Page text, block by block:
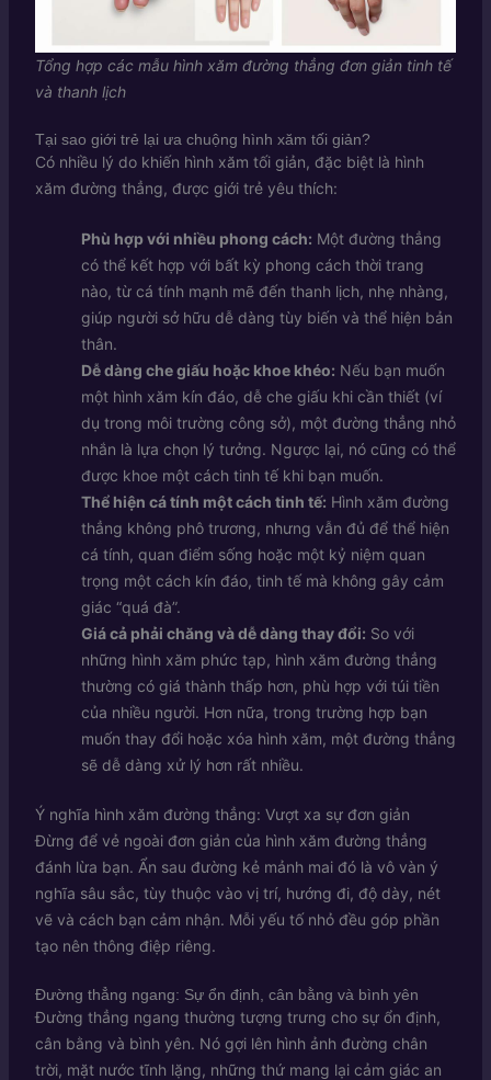
Tổng hợp các mẫu hình xăm đường thẳng đơn giản tinh tế
và thanh lịch
Tại sao giới trẻ lại ưa chuộng hình xăm tối giản?
Có nhiều lý do khiến hình xăm tối giản, đặc biệt là hình
xăm đường thẳng, được giới trẻ yêu thích:
Phù hợp với nhiều phong cách: Một đường thẳng
có thể kết hợp với bất kỳ phong cách thời trang
nào, từ cá tính mạnh mẽ đến thanh lịch, nhẹ nhàng,
giúp người sở hữu dễ dàng tùy biến và thể hiện bản
thân.
Dễ dàng che giấu hoặc khoe khéo: Nếu bạn muốn
một hình xăm kín đáo, dễ che giấu khi cần thiết (ví
dụ trong môi trường công sở), một đường thẳng nhỏ
nhắn là lựa chọn lý tưởng. Ngược lại, nó cũng có thể
được khoe một cách tinh tế khi bạn muốn.
Thể hiện cá tính một cách tinh tế: Hình xăm đường
thẳng không phô trương, nhưng vẫn đủ để thể hiện
cá tính, quan điểm sống hoặc một kỷ niệm quan
trọng một cách kín đáo, tinh tế mà không gây cảm
giác “quá đà”.
Giá cả phải chăng và dễ dàng thay đổi: So với
những hình xăm phức tạp, hình xăm đường thẳng
thường có giá thành thấp hơn, phù hợp với túi tiền
của nhiều người. Hơn nữa, trong trường hợp bạn
muốn thay đổi hoặc xóa hình xăm, một đường thẳng
sẽ dễ dàng xử lý hơn rất nhiều.
Ý nghĩa hình xăm đường thẳng: Vượt xa sự đơn giản
Đừng để vẻ ngoài đơn giản của hình xăm đường thẳng
đánh lừa bạn. Ẩn sau đường kẻ mảnh mai đó là vô vàn ý
nghĩa sâu sắc, tùy thuộc vào vị trí, hướng đi, độ dày, nét
vẽ và cách bạn cảm nhận. Mỗi yếu tố nhỏ đều góp phần
tạo nên thông điệp riêng.
Đường thẳng ngang: Sự ổn định, cân bằng và bình yên
Đường thẳng ngang thường tượng trưng cho sự ổn định,
cân bằng và bình yên. Nó gợi lên hình ảnh đường chân
trời, mặt nước tĩnh lặng, những thứ mang lại cảm giác an